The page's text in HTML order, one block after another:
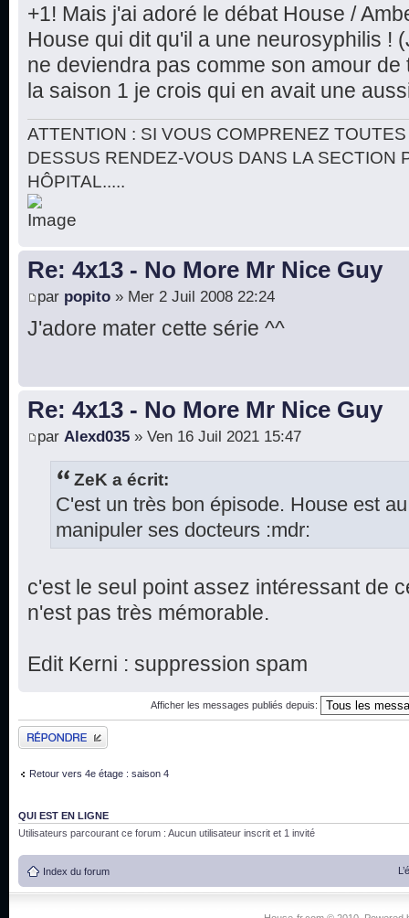
+1! Mais j'ai adoré le débat House /
House qui dit qu'il a une neurosyphilis !
ne deviendra pas comme son amour
la saison 1 je crois qui en avait une
ATTENTION : SI VOUS COMPRENEZ
DESSUS RENDEZ-VOUS DANS LA SECTION
HÔPITAL.....
Re: 4x13 - No More Mr Nice Guy
par popito » Mer 2 Juil 2008 22:24
J'adore mater cette série ^^
Re: 4x13 - No More Mr Nice Guy
par Alexd035 » Ven 16 Juil 2021 15:47
ZeK a écrit:
C'est un très bon épisode. House est
manipuler ses docteurs :mdr:
c'est le seul point assez intéressant de
n'est pas très mémorable.
Edit Kerni : suppression spam
Afficher les messages publiés depuis:
Publier une réponse
Retour vers 4e étage : saison 4
QUI EST EN LIGNE
Utilisateurs parcourant ce forum : Aucun utilisateur inscrit et 1 invité
Index du forum